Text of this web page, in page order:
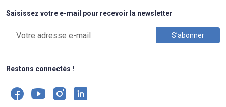
Saisissez votre e-mail pour recevoir la newsletter
Restons connectés !